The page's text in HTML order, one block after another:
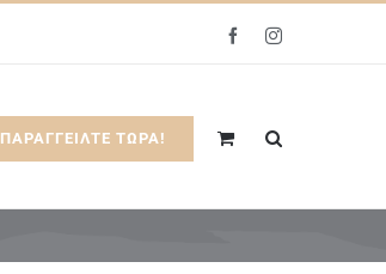
FacebookInstagram
ΠΑΡΑΓΓΕΙΛΤΕ ΤΩΡΑ!